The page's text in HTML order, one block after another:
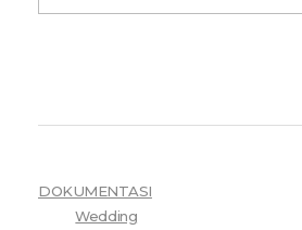
DOKUMENTASI
Wedding